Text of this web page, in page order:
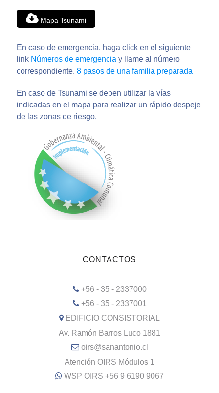
Mapa Tsunami
En caso de emergencia, haga click en el siguiente
link Números de emergencia y llame al número
correspondiente. 8 pasos de una familia preparada
En caso de Tsunami se deben utilizar la vías
indicadas en el mapa para realizar un rápido despeje
de las zonas de riesgo.
CONTACTOS
+56 - 35 - 2337000
+56 - 35 - 2337001
EDIFICIO CONSISTORIAL
Av. Ramón Barros Luco 1881
oirs@sanantonio.cl
Atención OIRS Módulos 1
WSP OIRS +56 9 6190 9067